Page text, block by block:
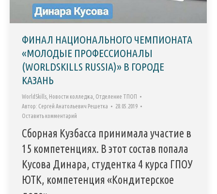
ФИНАЛ НАЦИОНАЛЬНОГО ЧЕМПИОНАТА
«МОЛОДЫЕ ПРОФЕССИОНАЛЫ
(WORLDSKILLS RUSSIA)» В ГОРОДЕ
КАЗАНЬ
WorldSkills Новости колледжа Отделение ТПОП
Автор: Сергей Анатольевич Решетка
28.05.2019
Оставить комментарий
Сборная Кузбасса принимала участие в
15 компетенциях. В этот состав попала
Кусова Динара, студентка 4 курса ГПОУ
ЮТК, компетенция «Кондитерское